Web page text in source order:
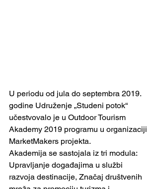
U periodu od jula do septembra 2019.
godine Udruženje „Studeni potok“
učestvovalo je u Outdoor Tourism
Akademy 2019 programu u organizaciji
MarketMakers projekta.
Akademija se sastojala iz tri modula:
Upravljanje događajima u službi
razvoja destinacije, Značaj društvenih